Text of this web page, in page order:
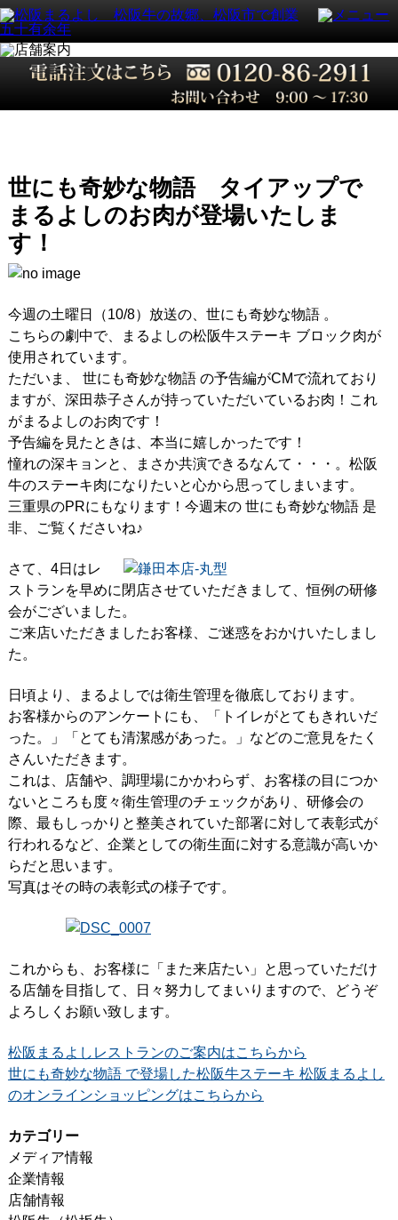
世にも奇妙な物語 タイアップで
まるよしのお肉が登場いたしま
す！
今週の土曜日（10/8）放送の、世にも奇妙な物語 。
こちらの劇中で、まるよしの松阪牛ステーキ ブロック肉が
使用されています。
ただいま、 世にも奇妙な物語 の予告編がCMで流れており
ますが、深田恭子さんが持っていただいているお肉！これ
がまるよしのお肉です！
予告編を見たときは、本当に嬉しかったです！
憧れの深キョンと、まさか共演できるなんて・・・。松阪
牛のステーキ肉になりたいと心から思ってしまいます。
三重県のPRにもなります！今週末の 世にも奇妙な物語 是
非、ご覧くださいね♪
さて、4日はレ
ストランを早めに閉店させていただきまして、恒例の研修
会がございました。
ご来店いただきましたお客様、ご迷惑をおかけいたしまし
た。
日頃より、まるよしでは衛生管理を徹底しております。
お客様からのアンケートにも、「トイレがとてもきれいだ
った。」「とても清潔感があった。」などのご意見をたく
さんいただきます。
これは、店舗や、調理場にかかわらず、お客様の目につか
ないところも度々衛生管理のチェックがあり、研修会の
際、最もしっかりと整美されていた部署に対して表彰式が
行われるなど、企業としての衛生面に対する意識が高いか
らだと思います。
写真はその時の表彰式の様子です。
これからも、お客様に「また来店たい」と思っていただけ
る店舗を目指して、日々努力してまいりますので、どうぞ
よろしくお願い致します。
松阪まるよしレストランのご案内はこちらから
世にも奇妙な物語 で登場した松阪牛ステーキ 松阪まるよし
のオンラインショッピングはこちらから
カテゴリー
メディア情報
企業情報
店舗情報